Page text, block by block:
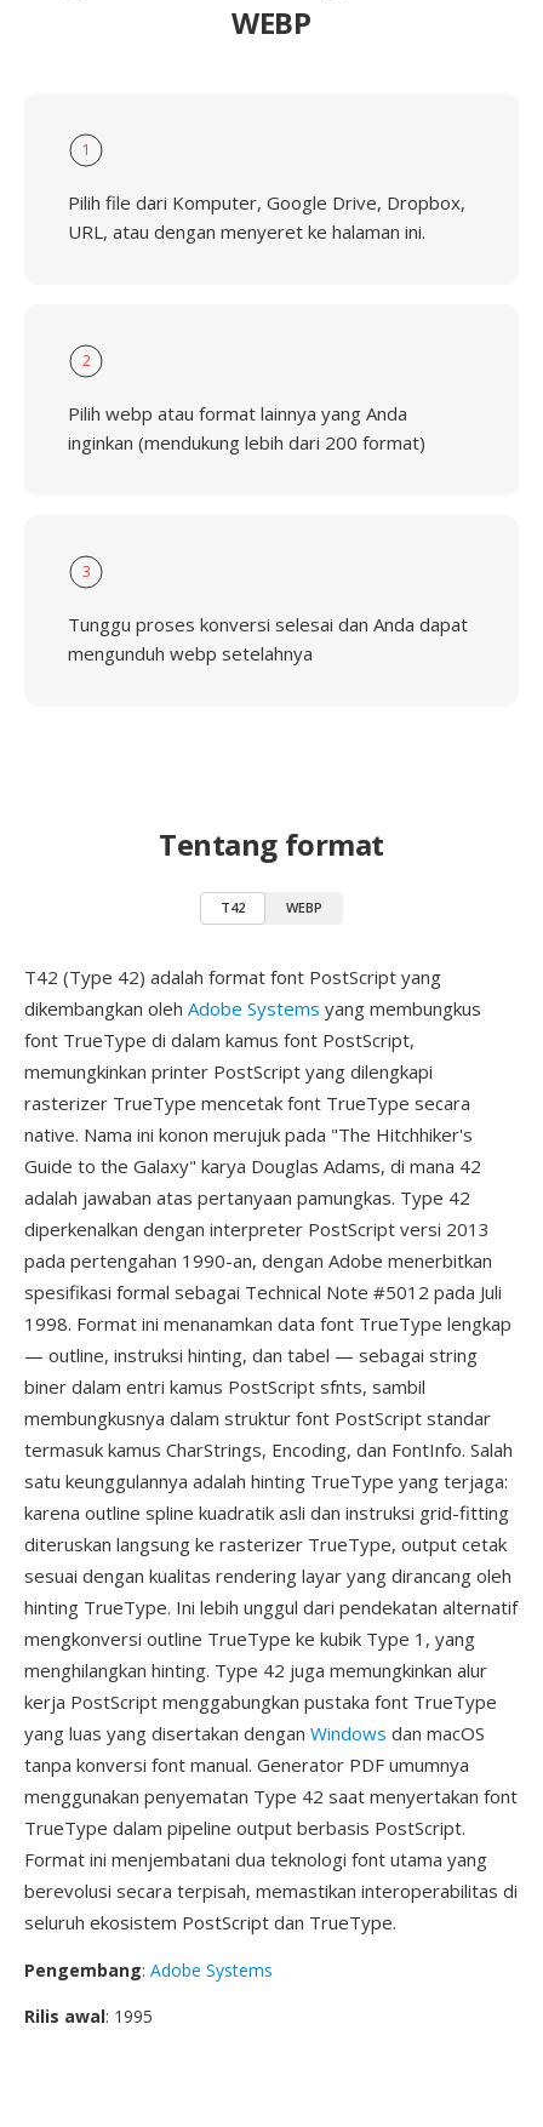
WEBP
1
Pilih file dari Komputer, Google Drive, Dropbox,
URL, atau dengan menyeret ke halaman ini.
2
Pilih webp atau format lainnya yang Anda
inginkan (mendukung lebih dari 200 format)
3
Tunggu proses konversi selesai dan Anda dapat
mengunduh webp setelahnya
Tentang format
T42 WEBP
T42 (Type 42) adalah format font PostScript yang
dikembangkan oleh Adobe Systems yang membungkus
font TrueType di dalam kamus font PostScript,
memungkinkan printer PostScript yang dilengkapi
rasterizer TrueType mencetak font TrueType secara
native. Nama ini konon merujuk pada "The Hitchhiker's
Guide to the Galaxy" karya Douglas Adams, di mana 42
adalah jawaban atas pertanyaan pamungkas. Type 42
diperkenalkan dengan interpreter PostScript versi 2013
pada pertengahan 1990-an, dengan Adobe menerbitkan
spesifikasi formal sebagai Technical Note #5012 pada Juli
1998. Format ini menanamkan data font TrueType lengkap
— outline, instruksi hinting, dan tabel — sebagai string
biner dalam entri kamus PostScript sfnts, sambil
membungkusnya dalam struktur font PostScript standar
termasuk kamus CharStrings, Encoding, dan FontInfo. Salah
satu keunggulannya adalah hinting TrueType yang terjaga:
karena outline spline kuadratik asli dan instruksi grid-fitting
diteruskan langsung ke rasterizer TrueType, output cetak
sesuai dengan kualitas rendering layar yang dirancang oleh
hinting TrueType. Ini lebih unggul dari pendekatan alternatif
mengkonversi outline TrueType ke kubik Type 1, yang
menghilangkan hinting. Type 42 juga memungkinkan alur
kerja PostScript menggabungkan pustaka font TrueType
yang luas yang disertakan dengan Windows dan macOS
tanpa konversi font manual. Generator PDF umumnya
menggunakan penyematan Type 42 saat menyertakan font
TrueType dalam pipeline output berbasis PostScript.
Format ini menjembatani dua teknologi font utama yang
berevolusi secara terpisah, memastikan interoperabilitas di
seluruh ekosistem PostScript dan TrueType.
Pengembang: Adobe Systems
Rilis awal: 1995